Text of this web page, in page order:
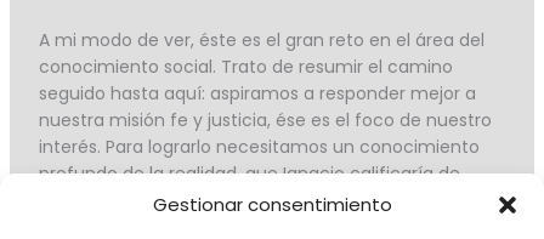
Gestionar consentimiento
A mi modo de ver, éste es el gran reto en el área del
conocimiento social. Trato de resumir el camino
seguido hasta aquí: aspiramos a responder mejor a
nuestra misión fe y justicia, ése es el foco de nuestro
interés. Para lograrlo necesitamos un conocimiento
profundo de la realidad, que Ignacio calificaría de
“interno”. Este conocimiento interno precisa de una